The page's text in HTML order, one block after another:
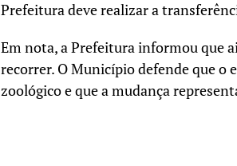
Prefeitura deve realizar a
Em nota, a Prefeitura informou que
recorrer. O Município defende que o
zoológico e que a mudança